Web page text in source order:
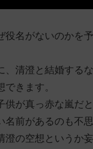
役名がないのかを
、清澄と結婚する
きます。
供が真っ赤な嵐だ
名前があるのも不
澄の空想というか